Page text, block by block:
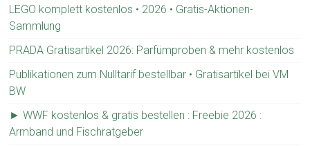
LEGO komplett kostenlos • 2026 • Gratis-Aktionen-
Sammlung
PRADA Gratisartikel 2026: Parfümproben & mehr kostenlos
Publikationen zum Nulltarif bestellbar • Gratisartikel bei VM
BW
► WWF kostenlos & gratis bestellen : Freebie 2026 :
Armband und Fischratgeber